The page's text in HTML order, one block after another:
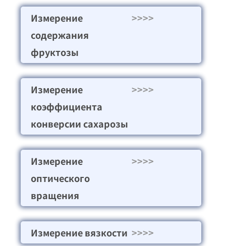
Измерение
содержания
фруктозы
>>>>
Измерение
коэффициента
конверсии сахарозы
>>>>
Измерение
оптического
вращения
>>>>
Измерение вязкости >>>>